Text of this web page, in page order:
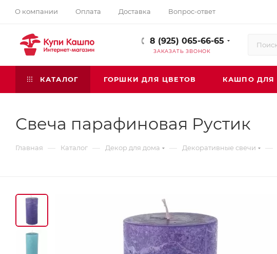
О компании Оплата Доставка Вопрос-ответ
8 (925) 065-66-65
ЗАКАЗАТЬ ЗВОНОК
КАТАЛОГ ГОРШКИ ДЛЯ ЦВЕТОВ КАШПО ДЛЯ
Свеча парафиновая Рустик
Главная — Каталог — Декор для дома — Декоративные свечи —